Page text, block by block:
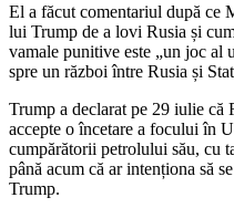
El a făcut comentariul după ce
lui Trump de a lovi Rusia și
vamale punitive este „un joc al
spre un război între Rusia și
Trump a declarat pe 29 iulie că
accepte o încetare a focului în
cumpărătorii petrolului său, cu
până acum că ar intenționa să
Trump.